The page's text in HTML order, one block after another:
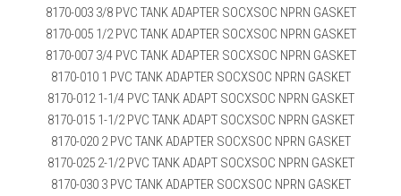
8170-003 3/8 PVC TANK ADAPTER SOCXSOC NPRN GASKET
8170-005 1/2 PVC TANK ADAPTER SOCXSOC NPRN GASKET
8170-007 3/4 PVC TANK ADAPTER SOCXSOC NPRN GASKET
8170-010 1 PVC TANK ADAPTER SOCXSOC NPRN GASKET
8170-012 1-1/4 PVC TANK ADAPT SOCXSOC NPRN GASKET
8170-015 1-1/2 PVC TANK ADAPT SOCXSOC NPRN GASKET
8170-020 2 PVC TANK ADAPTER SOCXSOC NPRN GASKET
8170-025 2-1/2 PVC TANK ADAPT SOCXSOC NPRN GASKET
8170-030 3 PVC TANK ADAPTER SOCXSOC NPRN GASKET